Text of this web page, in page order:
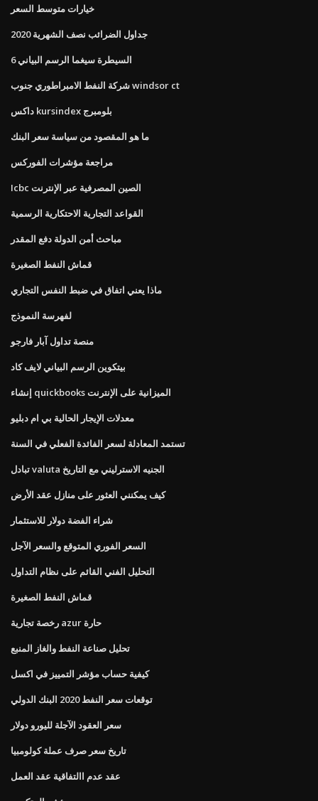
خيارات متوسط ​​السعر
جداول الضرائب نصف الشهرية 2020
6 السيطرة سيغما الرسم البياني
شركة النفط الامبراطوري جنوب windsor ct
داكس kursindex بلومبرج
ما هو المقصود من سياسة سعر البنك
مراجعة مؤشرات الفوركس
Icbc الصين المصرفية عبر الإنترنت
القواعد التجارية الاحتكارية الرسمية
مباحث أمن الدولة دفع المقدر
قماش النفط الصغيرة
ماذا يعني اتفاق في ضبط النفس التجاري
لفهرسة النموذج
منصة تداول آبار فارجو
بيتكوين الرسم البياني لايف كاد
إنشاء quickbooks الميزانية على الإنترنت
معدلات الإيجار الحالية بي ام دبليو
تستمد المعادلة لسعر الفائدة الفعلي في السنة
تبادل valuta الجنيه الاسترليني مع التاريخ
كيف يمكنني العثور على منازل عقد الأرض
شراء الفضة دولار للاستثمار
السعر الفوري المتوقع والسعر الآجل
التحليل الفني القائم على نظام التداول
قماش النفط الصغيرة
رخصة تجارية azur حارة
تحليل صناعة النفط والغاز المنبع
كيفية حساب مؤشر التمييز في اكسل
توقعات سعر النفط 2020 البنك الدولي
سعر العقود الآجلة لليورو دولار
تاريخ سعر صرف عملة كولومبيا
عقد عدم االتفاقية عقد العمل